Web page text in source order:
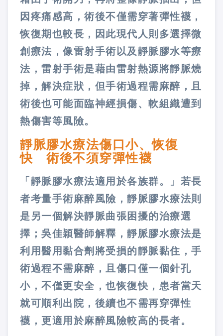
因疼痛感高，術後不僅需穿著彈性襪，
恢復期也較長，因此現代人則多選擇微
創療法，像雷射手術以及靜脈膠水等療
法，雷射手術是藉由雷射熱源將靜脈燒
掉，解決症狀，但手術過程需麻醉，且
術後也可能面臨神經損傷、軟組織遭到
熱傷害等風險。
靜脈膠水療法傷口小、恢復
快 術後不須穿彈性襪
「靜脈膠水療法適用於各族群。」若長
者考量手術麻醉風險，靜脈膠水療法則
是另一個解決靜脈曲張困擾的治療選
擇；吳佳穎醫師解釋，靜脈膠水療法是
利用醫用黏合劑將受損的靜脈黏住，手
術過程不需麻醉，且傷口僅一個針孔
小，不僅更安全，也恢復快，患者當天
就可順利出院，後續也不需再穿彈性
襪，更適用於麻醉風險較高的長者。